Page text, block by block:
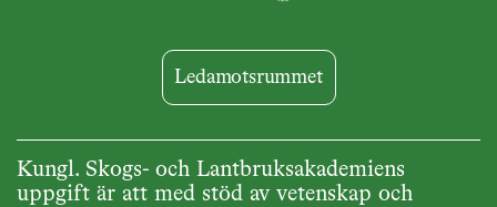
Ledamotsrummet
Kungl. Skogs- och Lantbruksakademiens
uppgift är att med stöd av vetenskap och